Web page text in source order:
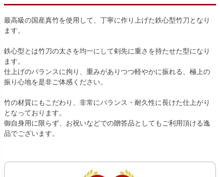
最高級の国産真竹を使用して、丁寧に作り上げた鉄心型竹刀となり
ます。
鉄心型とは竹刀の太さを均一にして剣先に重さを持たせた型になり
ます。
仕上げのバランスに拘り、重みがありつつ軽やかに振れる、極上の
振り心地を是非ご体感ください。
竹の材質にもこだわり、非常にバランス・耐久性に長けた仕上がり
となっております。
御自身用に限らず、お祝いなどでの贈答品としてもご利用頂ける逸
品でございます。